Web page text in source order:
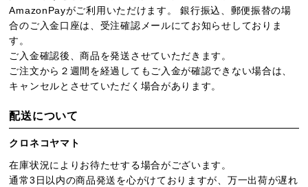
AmazonPayがご利用いただけます。 銀行振込、郵便振替の場
合のご入金口座は、受注確認メールにてお知らせしておりま
す。
ご入金確認後、商品を発送させていただきます。
ご注文から２週間を経過してもご入金が確認できない場合は、
キャンセルとさせていただく場合があります。
配送について
クロネコヤマト
在庫状況によりお待たせする場合がございます。
通常3日以内の商品発送を心がけておりますが、万一出荷が遅れ